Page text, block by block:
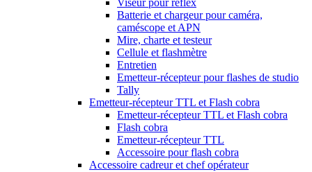
Viseur pour reflex
Batterie et chargeur pour caméra,
caméscope et APN
Mire, charte et testeur
Cellule et flashmètre
Entretien
Emetteur-récepteur pour flashes de studio
Tally
Emetteur-récepteur TTL et Flash cobra
Emetteur-récepteur TTL et Flash cobra
Flash cobra
Emetteur-récepteur TTL
Accessoire pour flash cobra
Accessoire cadreur et chef opérateur